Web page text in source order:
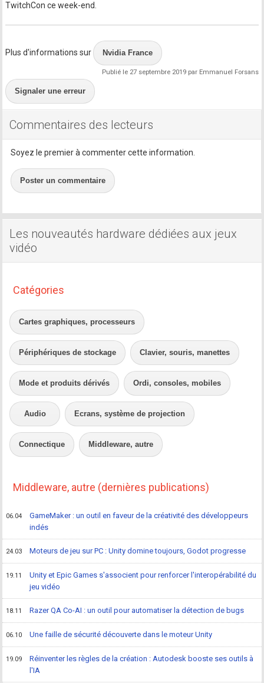
TwitchCon ce week-end.
Plus d'informations sur Nvidia France
Publié le 27 septembre 2019 par Emmanuel Forsans
Signaler une erreur
Commentaires des lecteurs
Soyez le premier à commenter cette information.
Poster un commentaire
Les nouveautés hardware dédiées aux jeux
vidéo
Catégories
Cartes graphiques, processeurs
Périphériques de stockage Clavier, souris, manettes
Mode et produits dérivés Ordi, consoles, mobiles
Audio Ecrans, système de projection
Connectique Middleware, autre
Middleware, autre (dernières publications)
06.04
GameMaker : un outil en faveur de la créativité des développeurs
indés
24.03 Moteurs de jeu sur PC : Unity domine toujours, Godot progresse
19.11
Unity et Epic Games s'associent pour renforcer l'interopérabilité du
jeu vidéo
18.11 Razer QA Co-AI : un outil pour automatiser la détection de bugs
06.10 Une faille de sécurité découverte dans le moteur Unity
19.09
Réinventer les règles de la création : Autodesk booste ses outils à
l'IA